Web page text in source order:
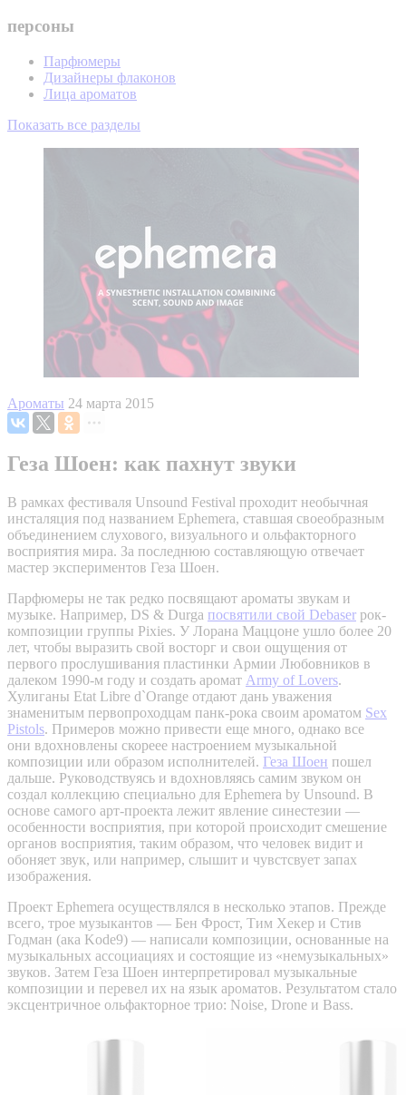
персоны
Парфюмеры
Дизайнеры флаконов
Лица ароматов
Показать все разделы
Ароматы 24 марта 2015
Геза Шоен: как пахнут звуки
В рамках фестиваля Unsound Festival проходит необычная
инсталяция под названием Ephemera, ставшая своеобразным
объединением слухового, визуального и ольфакторного
восприятия мира. За последнюю составляющую отвечает
мастер экспериментов Геза Шоен.
Парфюмеры не так редко посвящают ароматы звукам и
музыке. Например, DS & Durga посвятили свой Debaser рок-
композиции группы Pixies. У Лорана Маццоне ушло более 20
лет, чтобы выразить свой восторг и свои ощущения от
первого прослушивания пластинки Армии Любовников в
далеком 1990-м году и создать аромат Army of Lovers.
Хулиганы Etat Libre d`Orange отдают дань уважения
знаменитым первопроходцам панк-рока своим ароматом Sex
Pistols. Примеров можно привести еще много, однако все
они вдохновлены скореее настроением музыкальной
композиции или образом исполнителей. Геза Шоен пошел
дальше. Руководствуясь и вдохновляясь самим звуком он
создал коллекцию специально для Ephemera by Unsound. В
основе самого арт-проекта лежит явление синестезии —
особенности восприятия, при которой происходит смешение
органов восприятия, таким образом, что человек видит и
обоняет звук, или например, слышит и чувстсвует запах
изображения.
Проект Ephemera осуществлялся в несколько этапов. Прежде
всего, трое музыкантов — Бен Фрост, Тим Хекер и Стив
Годман (ака Kode9) — написали композиции, основанные на
музыкальных ассоциациях и состоящие из «немузыкальных»
звуков. Затем Геза Шоен интерпретировал музыкальные
композиции и перевел их на язык ароматов. Результатом стало
эксцентричное ольфакторное трио: Noise, Drone и Bass.